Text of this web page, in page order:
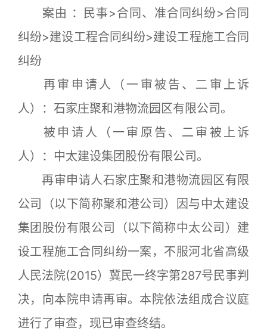
案由 ：民事>合同、准合同纠纷>合同
纠纷>建设工程合同纠纷>建设工程施工合同
纠纷
再审申请人（一审被告、二审上诉
人）：石家庄聚和港物流园区有限公司。
被申请人（一审原告、二审被上诉
人）：中太建设集团股份有限公司。
再审申请人石家庄聚和港物流园区有限
公司（以下简称聚和港公司）因与中太建设
集团股份有限公司（以下简称中太公司）建
设工程施工合同纠纷一案，不服河北省高级
人民法院(2015）冀民一终字第287号民事判
决，向本院申请再审。本院依法组成合议庭
进行了审查，现已审查终结。